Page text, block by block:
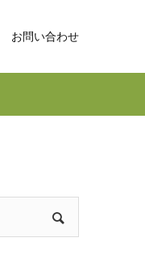
お問い合わせ